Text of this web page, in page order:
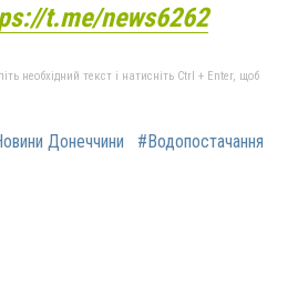
t.me/news6262
необхідний текст і натисніть Ctrl + Enter, щоб
Донеччини
#Водопостачання